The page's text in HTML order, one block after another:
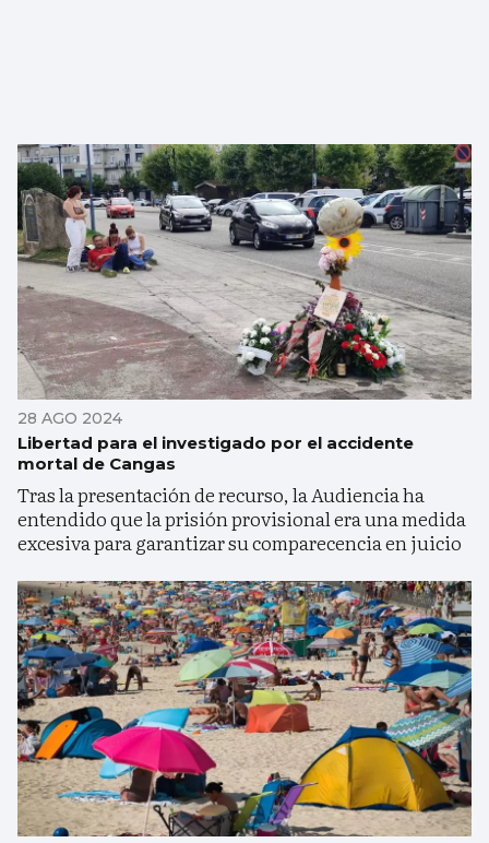
28 AGO 2024
Libertad para el investigado por el accidente
mortal de Cangas
Tras la presentación de recurso, la Audiencia ha
entendido que la prisión provisional era una medida
excesiva para garantizar su comparecencia en juicio